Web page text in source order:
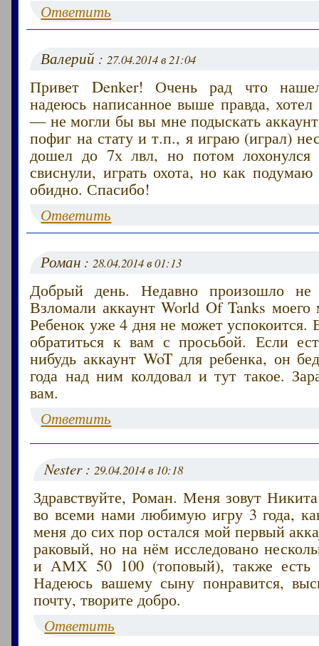
Ответить
Валерий :27.04.2014 в 21:04
Привет Denker! Очень рад что
надеюсь написанное выше правда,
— не могли бы вы мне подыскать
пофиг на стату и т.п., я играю (играл)
дошел до 7х лвл, но потом
свиснули, играть охота, но как подумаю
обидно. Спасибо!
Ответить
Роман :28.04.2014 в 01:13
Добрый день. Недавно произошло не
Взломали аккаунт World Of Tanks
Ребенок уже 4 дня не может успокоится.
обратиться к вам с просьбой. Если
нибудь аккаунт WoT для ребенка, он
года над ним колдовал и тут такое.
вам.
Ответить
Nester :29.04.2014 в 10:18
Здравствуйте, Роман. Меня зовут
во всеми нами любимую игру 3 года,
меня до сих пор остался мой первый
раковый, но на нём исследовано
и АМХ 50 100 (топовый), также есть
Надеюсь вашему сыну понравится,
почту, творите добро.
Ответить